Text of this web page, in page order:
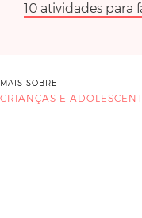
10 atividades para
MAIS SOBRE
CRIANÇAS E